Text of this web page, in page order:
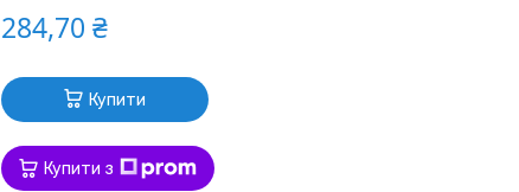
284,70 ₴
Купити
Купити з